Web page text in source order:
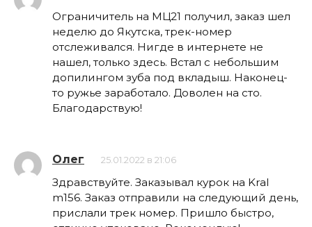
Ограничитель на МЦ21 получил, заказ шел
неделю до Якутска, трек-номер
отслеживался. Нигде в интернете не
нашел, только здесь. Встал с небольшим
допилингом зуба под вкладыш. Наконец-
то ружье заработало. Доволен на сто.
Благодарствую!
Олег 25.01.2022 в 21:06
Здравствуйте. Заказывал курок на Kral
m156. Заказ отправили на следующий день,
прислали трек номер. Пришло быстро,